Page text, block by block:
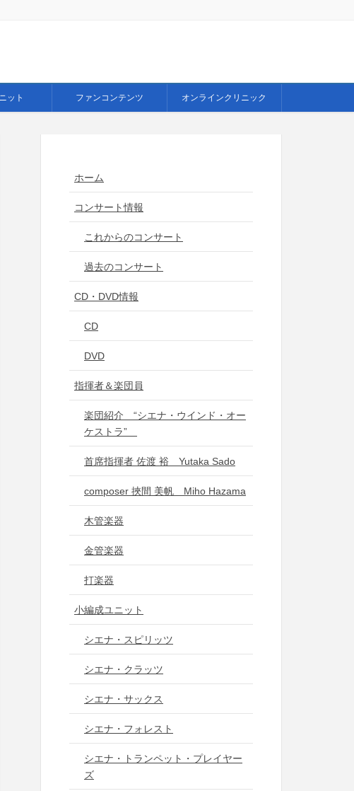
ット ファンコンテンツ オンラインクリニック
ホーム
コンサート情報
これからのコンサート
過去のコンサート
CD・DVD情報
CD
DVD
指揮者＆楽団員
楽団紹介 “シエナ・ウインド・オー
ケストラ”
首席指揮者 佐渡 裕 Yutaka Sado
composer 挾間 美帆 Miho Hazama
木管楽器
金管楽器
打楽器
小編成ユニット
シエナ・スピリッツ
シエナ・クラッツ
シエナ・サックス
シエナ・フォレスト
シエナ・トランペット・プレイヤー
ズ